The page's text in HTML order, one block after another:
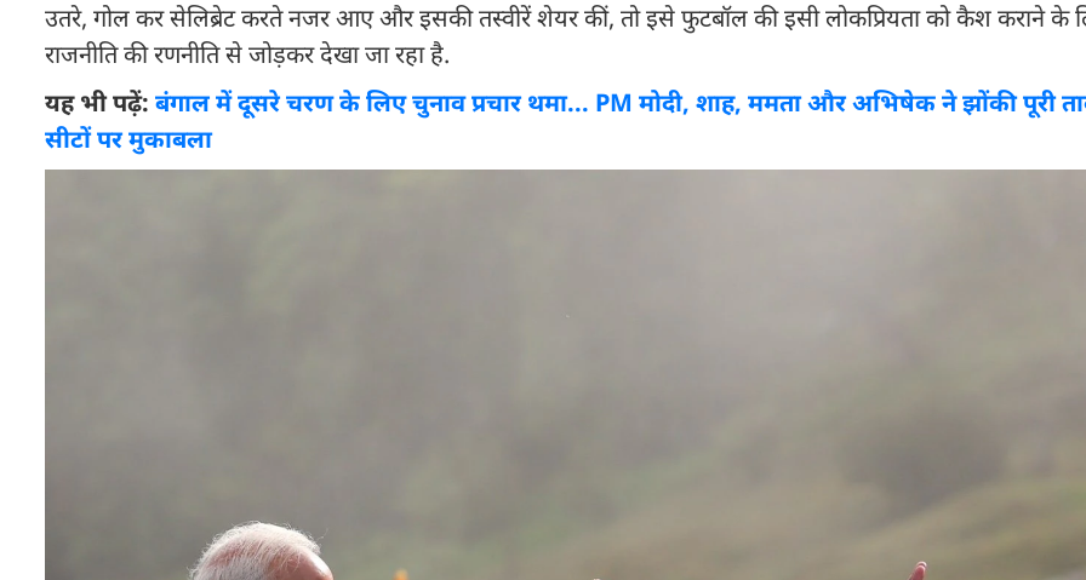
उतरे, गोल कर सेलिब्रेट करते नजर आए और इसकी तस्वीरें शेयर कीं, तो इसे फुटबॉल की इसी लोकप्रियता को कैश कराने के
राजनीति की रणनीति से जोड़कर देखा जा रहा है.
यह भी पढ़ें: बंगाल में दूसरे चरण के लिए चुनाव प्रचार थमा... PM मोदी, शाह, ममता और अभिषेक ने झोंकी पूरी
सीटों पर मुकाबला